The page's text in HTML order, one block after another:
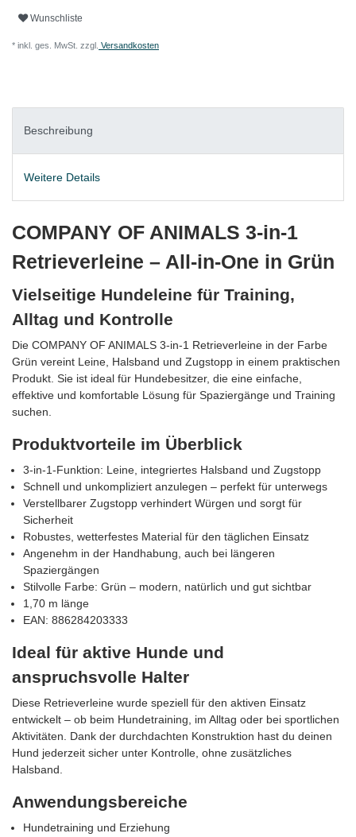
Wunschliste
* inkl. ges. MwSt. zzgl. Versandkosten
Beschreibung
Weitere Details
COMPANY OF ANIMALS 3-in-1
Retrieverleine – All-in-One in Grün
Vielseitige Hundeleine für Training,
Alltag und Kontrolle
Die COMPANY OF ANIMALS 3-in-1 Retrieverleine in der Farbe
Grün vereint Leine, Halsband und Zugstopp in einem praktischen
Produkt. Sie ist ideal für Hundebesitzer, die eine einfache,
effektive und komfortable Lösung für Spaziergänge und Training
suchen.
Produktvorteile im Überblick
3-in-1-Funktion: Leine, integriertes Halsband und Zugstopp
Schnell und unkompliziert anzulegen – perfekt für unterwegs
Verstellbarer Zugstopp verhindert Würgen und sorgt für
Sicherheit
Robustes, wetterfestes Material für den täglichen Einsatz
Angenehm in der Handhabung, auch bei längeren
Spaziergängen
Stilvolle Farbe: Grün – modern, natürlich und gut sichtbar
1,70 m länge
EAN: 886284203333
Ideal für aktive Hunde und
anspruchsvolle Halter
Diese Retrieverleine wurde speziell für den aktiven Einsatz
entwickelt – ob beim Hundetraining, im Alltag oder bei sportlichen
Aktivitäten. Dank der durchdachten Konstruktion hast du deinen
Hund jederzeit sicher unter Kontrolle, ohne zusätzliches
Halsband.
Anwendungsbereiche
Hundetraining und Erziehung